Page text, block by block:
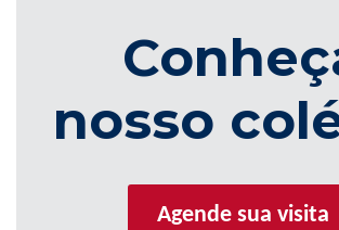
nosso
Agende sua visita